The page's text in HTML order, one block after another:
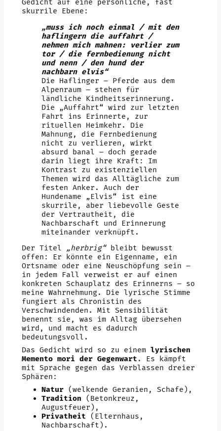
Gedicht auf eine persönliche, fast
skurrile Ebene:
„muss ich noch einmal / mit den
haflingern die auffahrt /
nehmen mich mahnen: verlier zum
tor / die fernbedienung nicht
und nenn / den hund der
nachbarn elvis“
Die Haflinger – Pferde aus dem
Alpenraum – stehen für
ländliche Kindheitserinnerung.
Die „Auffahrt“ wird zur letzten
Fahrt ins Erinnerte, zur
rituellen Heimkehr. Die
Mahnung, die Fernbedienung
nicht zu verlieren, wirkt
absurd banal – doch gerade
darin liegt ihre Kraft: Im
Kontrast zu existenziellen
Themen wird das Alltägliche zum
festen Anker. Auch der
Hundename „Elvis“ ist eine
skurrile, aber liebevolle Geste
der Vertrautheit, die
Nachbarschaft und Erinnerung
miteinander verknüpft.
Der Titel
„herbrig“bleibt bewusst
offen: Er könnte ein Eigenname, ein
Ortsname oder eine Neuschöpfung sein –
in jedem Fall verweist er auf einen
konkreten Schauplatz des Erinnerns – so
meine Wahrnehmung. Die lyrische Stimme
fungiert als Chronistin des
Verschwindenden. Mit Sensibilität
benennt sie, was im Alltag übersehen
wird, und macht es dadurch
bedeutungsvoll.
Das Gedicht wird so zu einem lyrischen
Memento mori der Gegenwart . Es kämpft
mit Sprache gegen das Verblassen dreier
Sphären:
Natur(welkende Geranien, Schafe),
Tradition (Betonkreuz,
Augustfeuer),
Privatheit (Elternhaus,
Nachbarschaft).